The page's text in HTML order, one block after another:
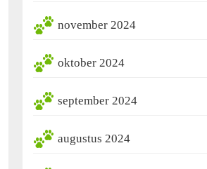
november 2024
oktober 2024
september 2024
augustus 2024